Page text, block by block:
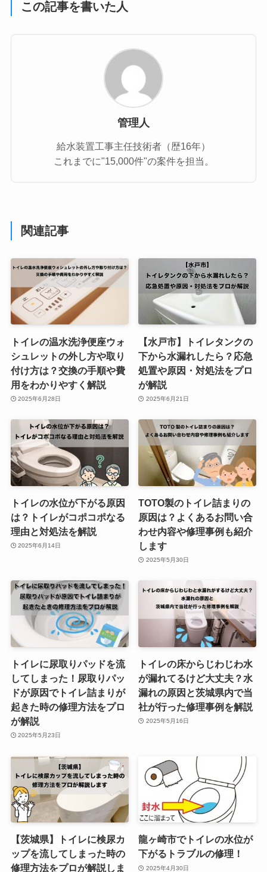
この記事を書いた人
管理人
給水装置工事主任技術者（歴16年）
これまでに"15,000件"の案件を担当。
関連記事
トイレの温水洗浄便座ウォ
シュレットの外し方や取り
付け方は？交換の手順や費
用をわかりやすく解説
2025年6月28日
【水戸市】トイレタンクの
下から水漏れしたら？応急
処置や原因・対処法をプロ
が解説
2025年6月21日
トイレの水位が下がる原因
は？トイレがコポコポなる
理由と対処法を解説
2025年6月14日
TOTO製のトイレ詰まりの
原因は？よくあるお問い合
わせ内容や修理事例も紹介
します
2025年5月30日
トイレに尿取りパッドを流
してしまった！尿取りパッ
ドが原因でトイレ詰まりが
起きた時の修理方法をプロ
が解説
2025年5月23日
トイレの床からじわじわ水
が漏れてるけど大丈夫？水
漏れの原因と茨城県内で当
社が行った修理事例を解説
2025年5月16日
【茨城県】トイレに検尿カ
ップを流してしまった時の
修理方法をプロが解説しま
龍ヶ崎市でトイレの水位が
下がるトラブルの修理！
2025年4月30日